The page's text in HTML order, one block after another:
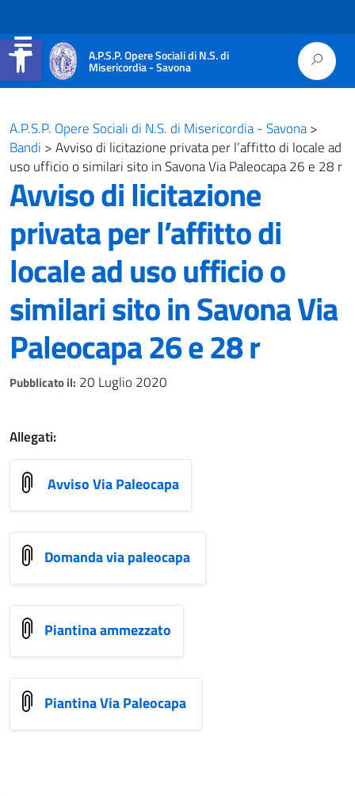
Apri la barra degli strumenti
A.P.S.P. Opere Sociali di N.S. di
Misericordia - Savona
A.P.S.P. Opere Sociali di N.S. di Misericordia - Savona>
Bandi > Avviso di licitazione privata per l’affitto di locale ad
uso ufficio o similari sito in Savona Via Paleocapa 26 e 28 r
Avviso di licitazione
privata per l’affitto di
locale ad uso ufficio o
similari sito in Savona Via
Paleocapa 26 e 28 r
Pubblicato il: 20 Luglio 2020
Allegati:
Avviso Via Paleocapa
Domanda via paleocapa
Piantina ammezzato
Piantina Via Paleocapa